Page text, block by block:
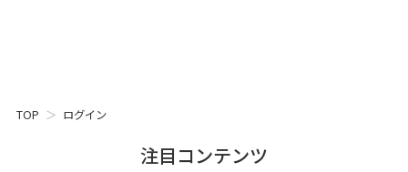
TOP ログイン
注目コンテンツ